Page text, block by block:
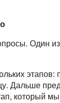
Один
Дальше
который